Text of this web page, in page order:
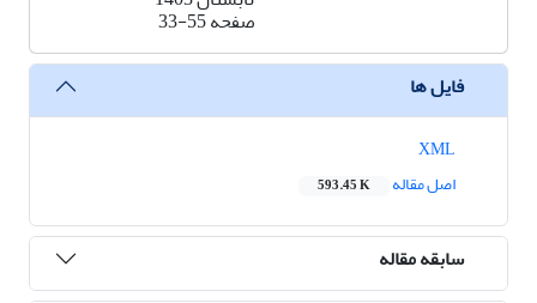
صفحه33-55
فایل ها
اصل مقاله
593.45 K
سابقه مقاله